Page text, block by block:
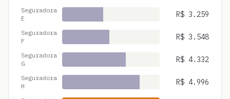
Seguradora
E
R$ 3.259
Seguradora
F
R$ 3.548
Seguradora
G
R$ 4.332
Seguradora
H
R$ 4.996